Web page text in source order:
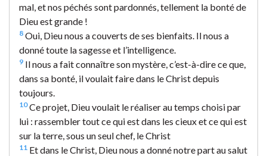
mal, et nos péchés sont pardonnés, tellement la bonté de
Dieu est grande !
8 Oui, Dieu nous a couverts de ses bienfaits. Il nous a
donné toute la sagesse et l’intelligence.
9 Il nous a fait connaître son mystère, c’est-à-dire ce que,
dans sa bonté, il voulait faire dans le Christ depuis
toujours.
10Ce projet, Dieu voulait le réaliser au temps choisi par
lui : rassembler tout ce qui est dans les cieux et ce qui est
sur la terre, sous un seul chef, le Christ
11 Et dans le Christ, Dieu nous a donné notre part au salut